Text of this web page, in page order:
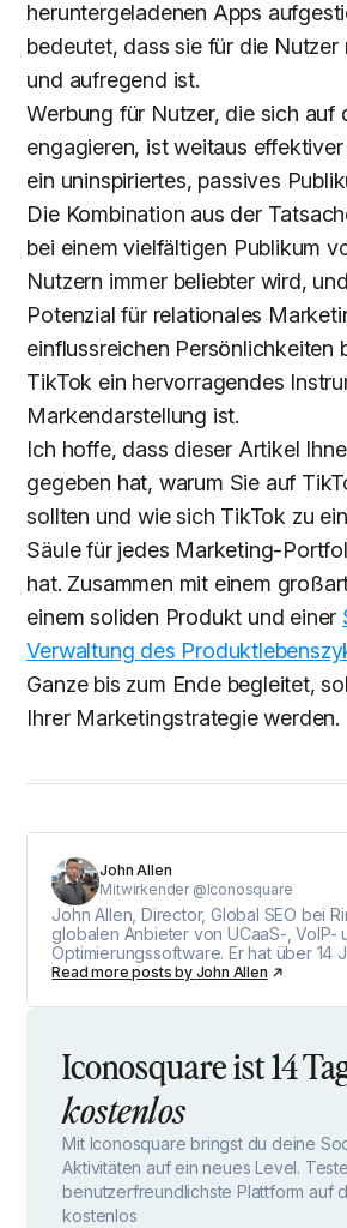
heruntergeladenen Apps
bedeutet, dass sie für die Nutzer
und aufregend ist.
Werbung für Nutzer, die sich auf
engagieren, ist weitaus
ein uninspiriertes, passives
Die Kombination aus der
bei einem vielfältigen Publikum
Nutzern immer beliebter wird,
Potenzial für relationales
einflussreichen Persönlichkeiten
TikTok ein hervorragendes
Markendarstellung ist.
Ich hoffe, dass dieser Artikel
gegeben hat, warum Sie auf
sollten und wie sich TikTok zu
Säule für jedes Marketing-
hat. Zusammen mit einem
einem soliden Produkt und einer
Verwaltung des
Ganze bis zum Ende begleitet,
Ihrer Marketingstrategie werden.
John Allen
Mitwirkender @Iconosquare
John Allen, Director, Global SEO bei
globalen Anbieter von UCaaS-, VoIP-
Optimierungssoftware. Er hat über 14
Read more posts by John Allen
Iconosquare ist 14
kostenlos
Mit Iconosquare bringst du deine
Aktivitäten auf ein neues Level.
benutzerfreundlichste Plattform auf
kostenlos